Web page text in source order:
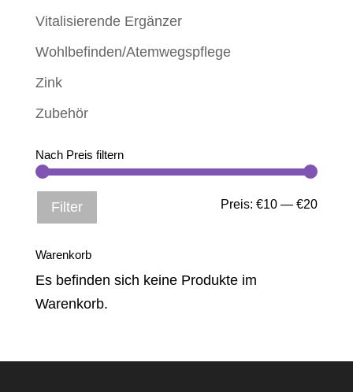
Vitalisierende Ergänzer
Wohlbefinden/Atemwegspflege
Zink
Zubehör
Nach Preis filtern
Min.
Max.
Filter Preis:€10 —€20
Warenkorb
Es befinden sich keine Produkte im
Warenkorb.